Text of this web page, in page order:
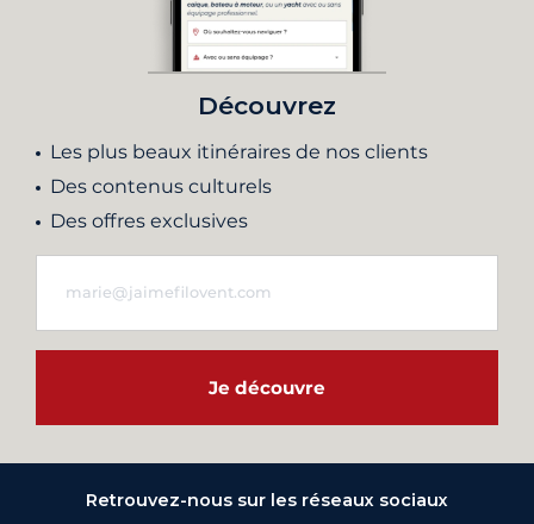
Découvrez
Les plus beaux itinéraires de nos clients
Des contenus culturels
Des offres exclusives
Je découvre
Retrouvez-nous sur les réseaux sociaux